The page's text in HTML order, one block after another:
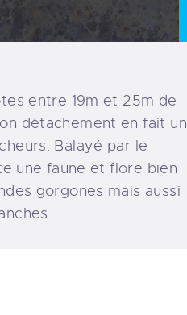
entre 19m et 25m de
détachement en fait un
Balayé par le
une faune et flore bien
gorgones mais aussi